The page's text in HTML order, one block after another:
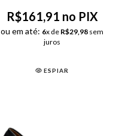
R$161,91 no PIX
ou em até: 6x de R$29,98 sem
juros
ESPIAR